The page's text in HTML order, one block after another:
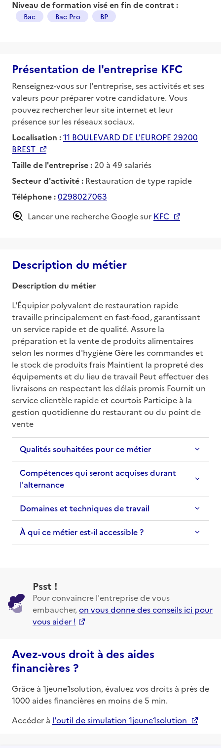
Niveau de formation visé en fin de contrat :
Bac Bac Pro BP
Présentation de l'entreprise KFC
Renseignez-vous sur l'entreprise, ses activités et ses
valeurs pour préparer votre candidature. Vous
pouvez rechercher leur site internet et leur
présence sur les réseaux sociaux.
Localisation :11 BOULEVARD DE L'EUROPE 29200
BREST
Taille de l'entreprise : 20 à 49 salariés
Secteur d'activité : Restauration de type rapide
Téléphone :0298027063
Lancer une recherche Google sur KFC
Description du métier
Description du métier
L'Équipier polyvalent de restauration rapide
travaille principalement en fast-food, garantissant
un service rapide et de qualité. Assure la
préparation et la vente de produits alimentaires
selon les normes d'hygiène Gère les commandes et
le stock de produits frais Maintient la propreté des
équipements et du lieu de travail Peut effectuer des
livraisons en respectant les délais promis Fournit un
service clientèle rapide et courtois Participe à la
gestion quotidienne du restaurant ou du point de
vente
Qualités souhaitées pour ce métier
Compétences qui seront acquises durant
l'alternance
Domaines et techniques de travail
À qui ce métier est-il accessible ?
Psst !
Pour convaincre l'entreprise de vous
embaucher,on vous donne des conseils ici pour
vous aider !
Avez-vous droit à des aides
financières ?
Grâce à 1jeune1solution, évaluez vos droits à près de
1000 aides financières en moins de 5 min.
Accéder à l'outil de simulation 1jeune1solution